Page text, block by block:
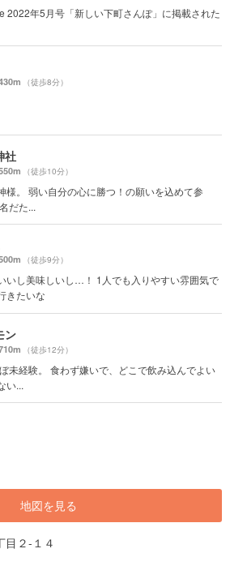
2022年5月号「新しい下町さんぽ」に掲載された
（徒歩8分）
社
（徒歩10分）
様。 弱い自分の心に勝つ！の願いを込めて参
だた...
（徒歩9分）
いし美味しいし…！ 1人でも入りやすい雰囲気で
きたいな
ン
（徒歩12分）
未経験。 食わず嫌いで、どこで飲み込んでよい
い...
地図を見る
目２-１４